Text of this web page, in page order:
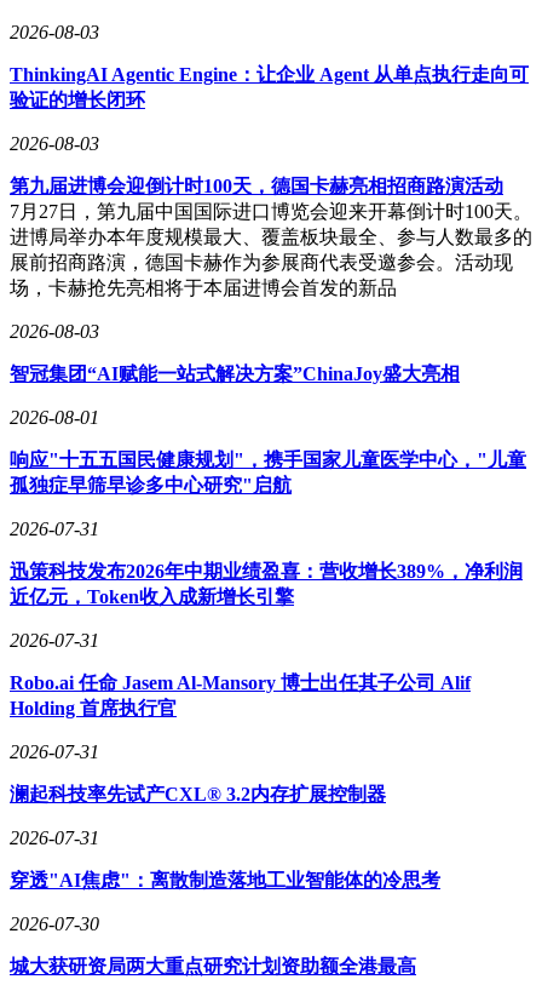
2026-08-03
ThinkingAI Agentic Engine：让企业 Agent 从单点执行走向可
验证的增长闭环
2026-08-03
第九届进博会迎倒计时100天，德国卡赫亮相招商路演活动
7月27日，第九届中国国际进口博览会迎来开幕倒计时100天。
进博局举办本年度规模最大、覆盖板块最全、参与人数最多的
展前招商路演，德国卡赫作为参展商代表受邀参会。活动现
场，卡赫抢先亮相将于本届进博会首发的新品
2026-08-03
智冠集团“AI赋能一站式解决方案”ChinaJoy盛大亮相
2026-08-01
响应"十五五国民健康规划"，携手国家儿童医学中心，"儿童
孤独症早筛早诊多中心研究"启航
2026-07-31
迅策科技发布2026年中期业绩盈喜：营收增长389%，净利润
近亿元，Token收入成新增长引擎
2026-07-31
Robo.ai 任命 Jasem Al-Mansory 博士出任其子公司 Alif
Holding 首席执行官
2026-07-31
澜起科技率先试产CXL® 3.2内存扩展控制器
2026-07-31
穿透"AI焦虑"：离散制造落地工业智能体的冷思考
2026-07-30
城大获研资局两大重点研究计划资助额全港最高